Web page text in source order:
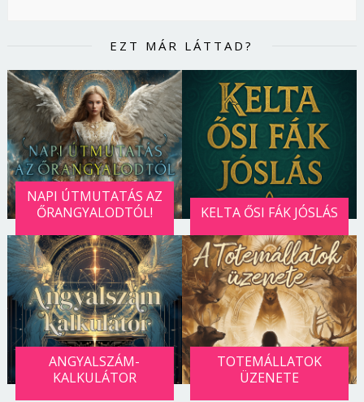
EZT MÁR LÁTTAD?
NAPI ÚTMUTATÁS AZ
ŐRANGYALODTÓL!
KELTA ŐSI FÁK JÓSLÁS
ANGYALSZÁM-
KALKULÁTOR
TOTEMÁLLATOK
ÜZENETE